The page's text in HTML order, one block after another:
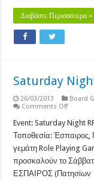
Διαβάστε Περισσότερα »
Saturday
26/03/2013 Board
Comments Offon
Night
RPG
–
30/3/13
Event: Saturday Night
Τοποθεσία: Έσπαιρος,
γεμάτη Role Playing
προσκαλούν το
ΕΣΠΑΙΡΟΣ (Πατησίων